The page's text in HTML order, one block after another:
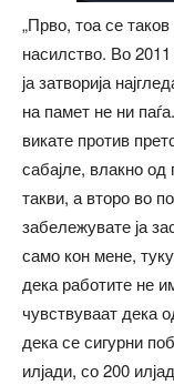
„Прво, тоа се
насилство. Во
ја затворија
на памет не ни
викате против
сабајле, влакно
такви, а второ во
забележувате ја
само кон мене,
дека работите не
чувствуваат дека
дека се сигурни
илјади, со 200